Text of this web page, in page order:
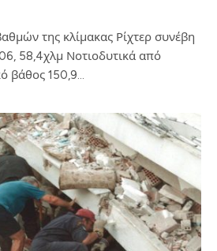
της κλίμακας Ρίχτερ συνέβη
58,4χλμ Νοτιοδυτικά από
βάθος 150,9…